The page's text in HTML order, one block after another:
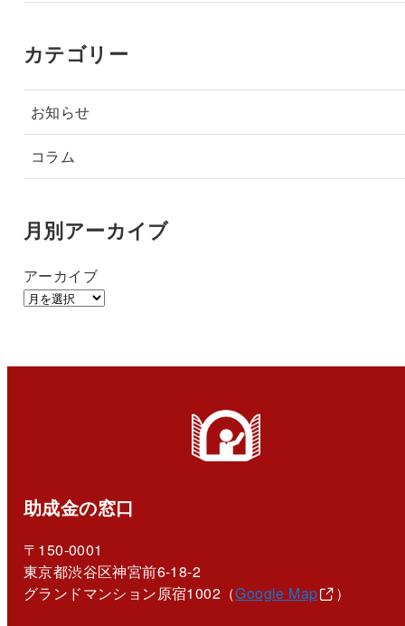
カテゴリー
お知らせ
コラム
月別アーカイブ
アーカイブ
助成金の窓口
〒150-0001
東京都渋谷区神宮前6-18-2
グランドマンション原宿1002（Google Map ）